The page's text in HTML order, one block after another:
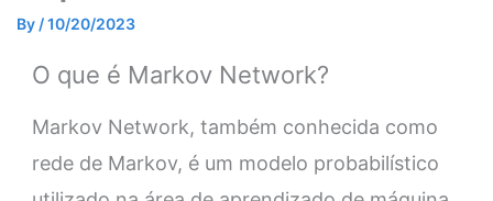
By /10/20/2023
O que é Markov Network?
Markov Network, também conhecida como
rede de Markov, é um modelo probabilístico